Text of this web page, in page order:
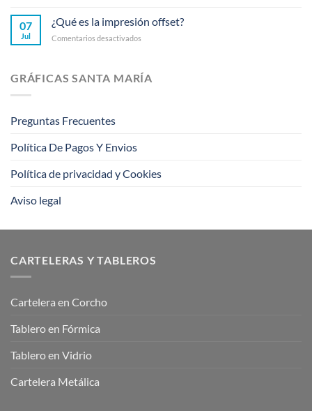
que
barreras
email
marketing,
consejos
07
Jul
¿Qué es la impresión offset?
Comentarios desactivados
la
impresión
GRÁFICAS SANTA MARÍA
Preguntas Frecuentes
Política De Pagos Y Envios
Política de privacidad y Cookies
Aviso legal
CARTELERAS Y TABLEROS
Cartelera en Corcho
Tablero en Fórmica
Tablero en Vidrio
Cartelera Metálica